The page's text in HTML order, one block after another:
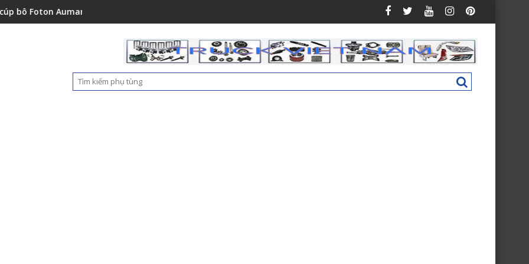
Auman C2400A C1500 1112235684110Ốp nhựa cản trước Foton Auman C160 New M4831011002A0Nắp hộp cốp phụ táp lô Foton Ollin 500